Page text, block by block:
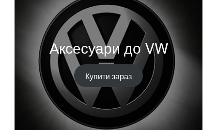
Аксесуари до VW
Купити зараз